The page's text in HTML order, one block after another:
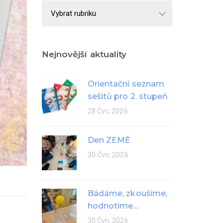
Nejnovější aktuality
Orientační seznam
sešitů pro 2. stupeň
28 Čvc, 2026
Den ZEMĚ
30 Čvn, 2026
Bádáme, zkoušíme,
hodnotíme...
30 Čvn, 2026